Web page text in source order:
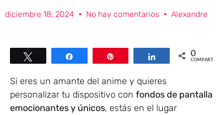
diciembre 18, 2024 No hay comentarios Alexandre
Compartir Compartir0
COMPARTIR
Si eres un amante del anime y quieres
personalizar tu dispositivo con fondos de pantalla
emocionantes y únicos, estás en el lugar